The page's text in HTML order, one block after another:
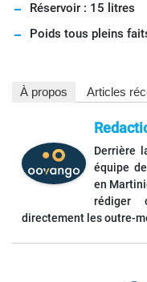
Réservoir : 15 litres
Poids tous pleins
À propos Articles
Derrière
équipe
en
rédiger
directement les outre-